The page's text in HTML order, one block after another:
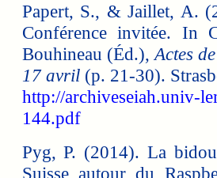
Papert, S., & Jaillet, A.
Conférence invitée. In
Bouhineau (Éd.), Actes
17 avril(p. 21-30).
http://archiveseiah.univ-
144.pdf
Pyg, P. (2014). La
Suisse autour du